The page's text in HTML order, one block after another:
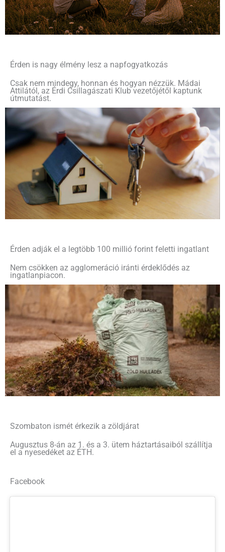
Érden is nagy élmény lesz a napfogyatkozás
Csak nem mindegy, honnan és hogyan nézzük. Mádai
Attilától, az Érdi Csillagászati Klub vezetőjétől kaptunk
útmutatást.
Érden adják el a legtöbb 100 millió forint feletti ingatlant
Nem csökken az agglomeráció iránti érdeklődés az
ingatlanpiacon.
Szombaton ismét érkezik a zöldjárat
Augusztus 8-án az 1. és a 3. ütem háztartásaiból szállítja
el a nyesedéket az ÉTH.
Facebook